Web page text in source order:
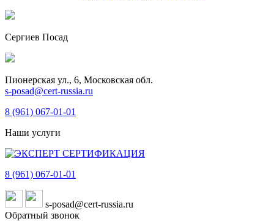
Сергиев Посад
Пионерская ул., 6, Московская обл.
s-posad@cert-russia.ru
8 (961) 067-01-01
Наши услуги
8 (961) 067-01-01
s-posad@cert-russia.ru
Обратный звонок